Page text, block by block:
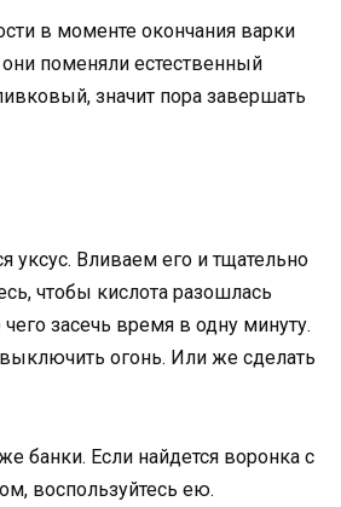
в моменте окончания варки
поменяли естественный
значит пора завершать
уксус. Вливаем его и тщательно
чтобы кислота разошлась
засечь время в одну минуту.
огонь. Или же сделать
банки. Если найдется воронка с
воспользуйтесь ею.